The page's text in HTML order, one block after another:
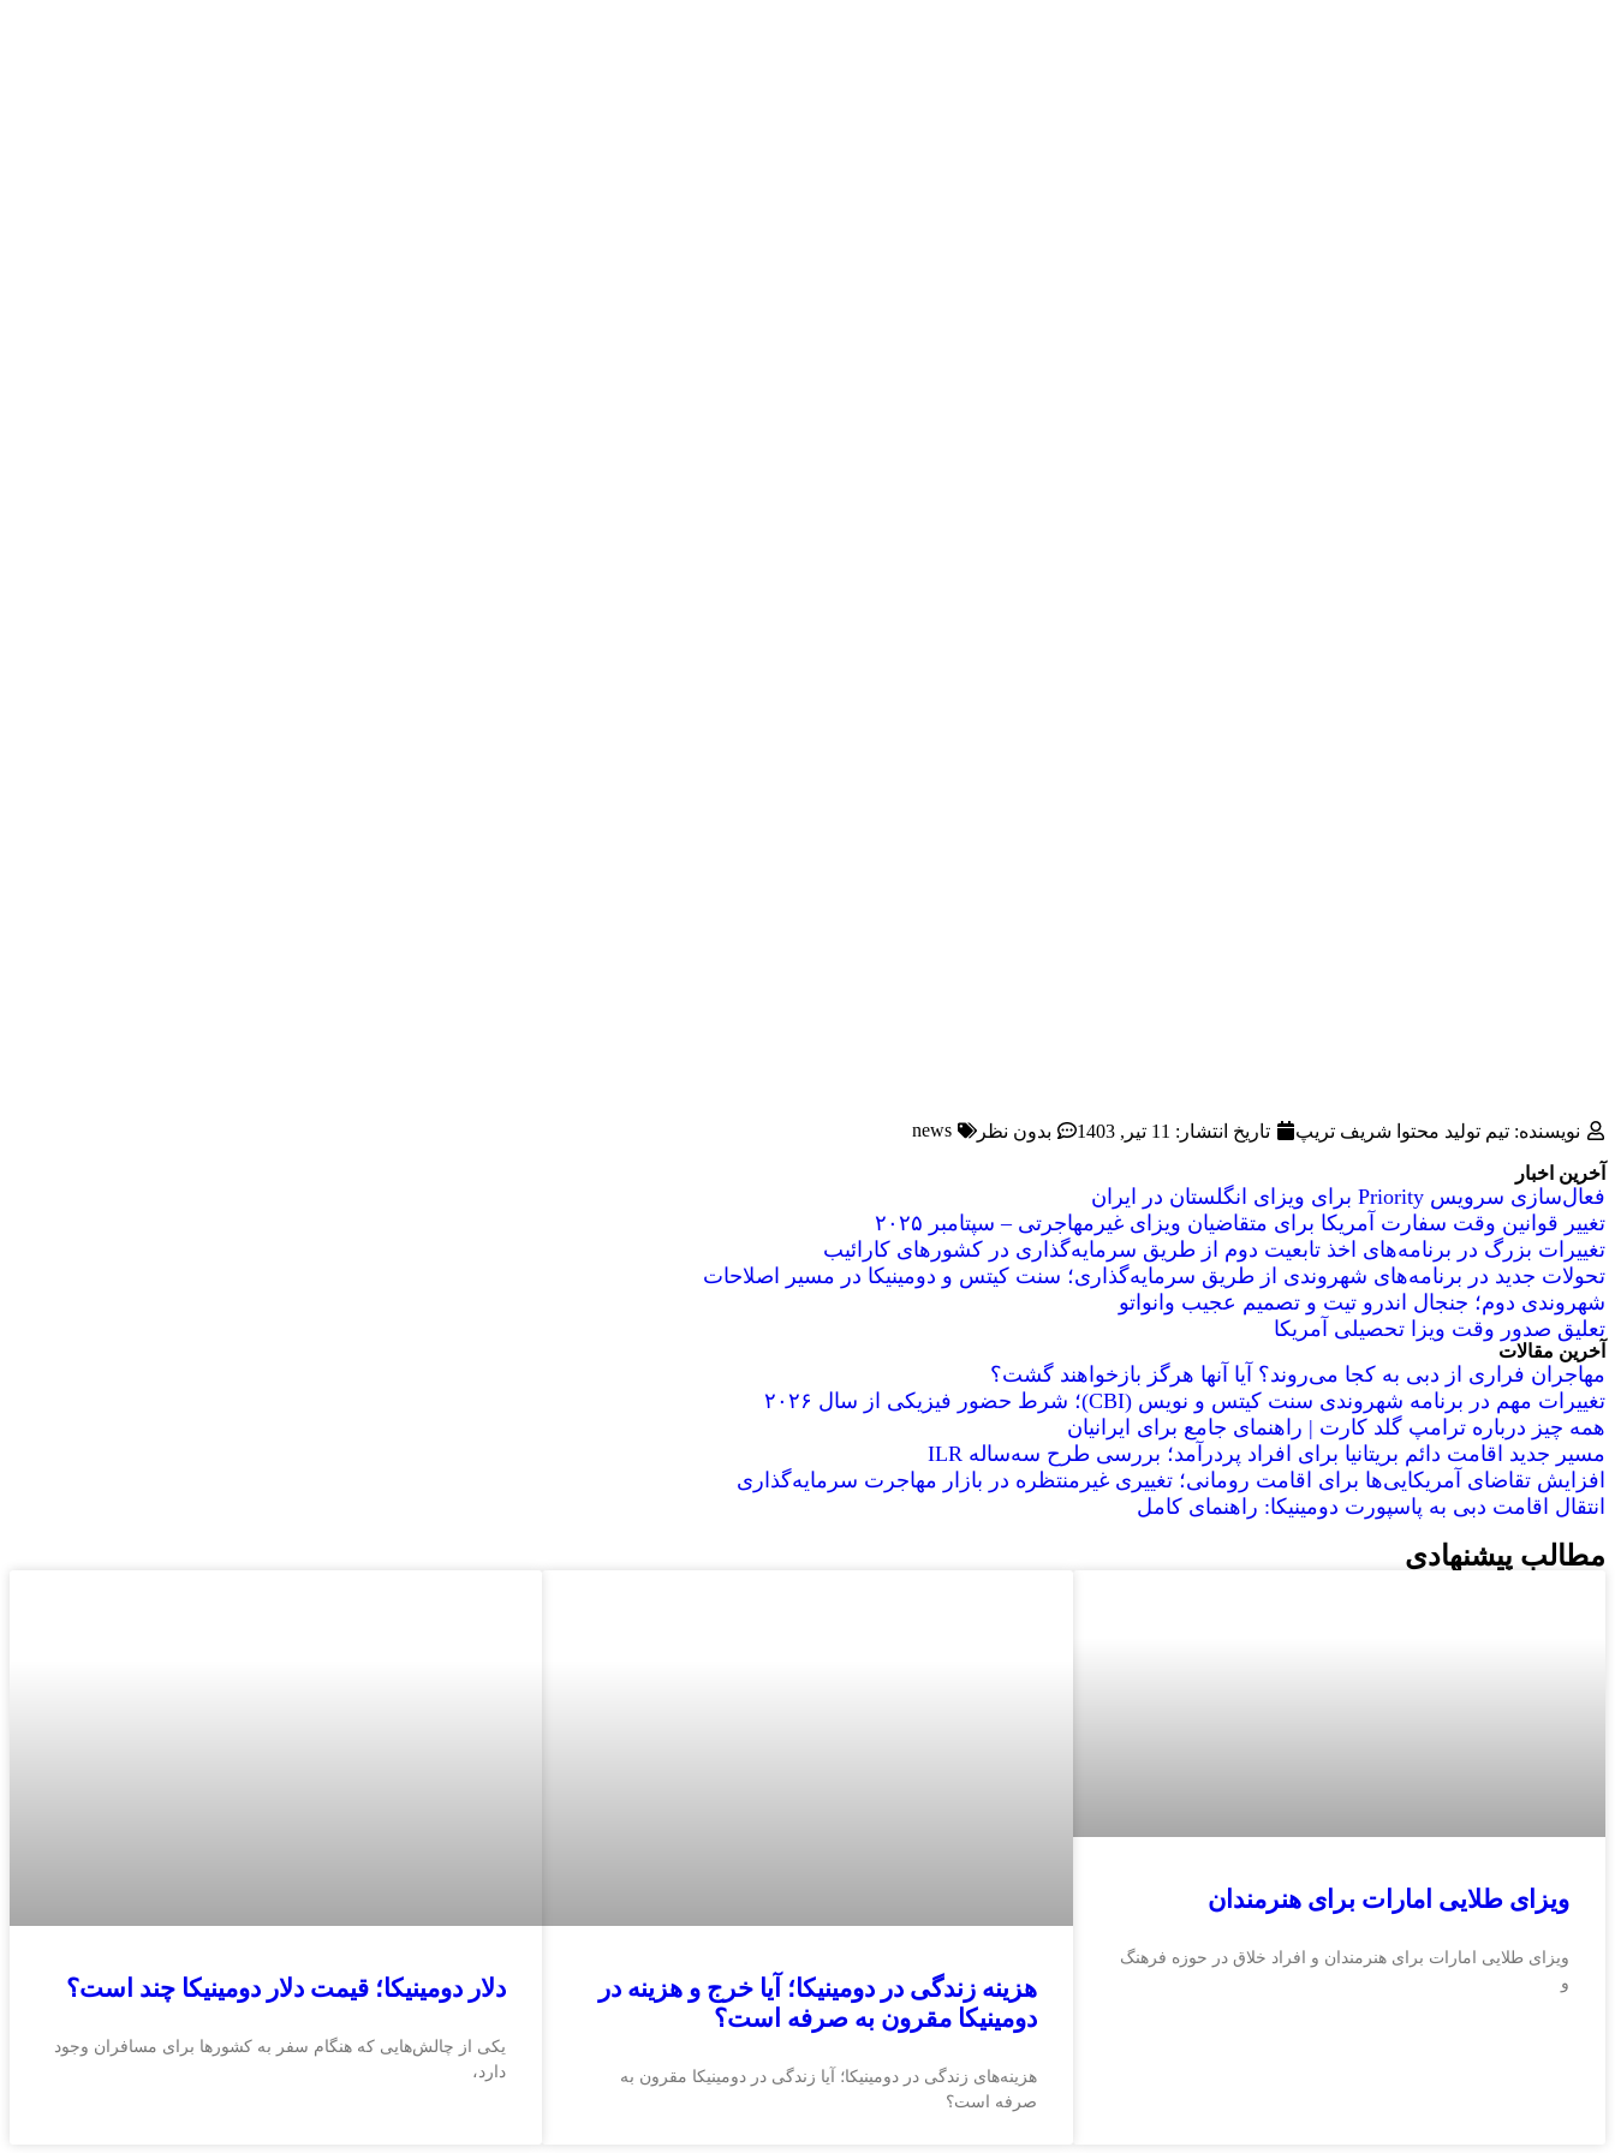
نویسنده: تیم تولید محتوا شریف تریپ تاریخ انتشار: 11 تیر, 1403 بدون نظر news
آخرین اخبار
فعال‌سازی سرویس Priority برای ویزای انگلستان در ایران
تغییر قوانین وقت سفارت آمریکا برای متقاضیان ویزای غیرمهاجرتی – سپتامبر ۲۰۲۵
تغییرات بزرگ در برنامه‌های اخذ تابعیت دوم از طریق سرمایه‌گذاری در کشورهای کارائیب
تحولات جدید در برنامه‌های شهروندی از طریق سرمایه‌گذاری؛ سنت کیتس و دومینیکا در مسیر اصلاحات
شهروندی دوم؛ جنجال اندرو تیت و تصمیم عجیب وانواتو
تعلیق صدور وقت ویزا تحصیلی آمریکا
آخرین مقالات
مهاجران فراری از دبی به کجا می‌روند؟ آیا آنها هرگز بازخواهند گشت؟
تغییرات مهم در برنامه شهروندی سنت کیتس و نویس (CBI)؛ شرط حضور فیزیکی از سال ۲۰۲۶
همه چیز درباره ترامپ گلد کارت | راهنمای جامع برای ایرانیان
مسیر جدید اقامت دائم بریتانیا برای افراد پردرآمد؛ بررسی طرح سه‌ساله ILR
افزایش تقاضای آمریکایی‌ها برای اقامت رومانی؛ تغییری غیرمنتظره در بازار مهاجرت سرمایه‌گذاری
انتقال اقامت دبی به پاسپورت دومینیکا: راهنمای کامل
مطالب پیشنهادی
ویزای طلایی امارات برای هنرمندان
ویزای طلایی امارات برای هنرمندان و افراد خلاق در حوزه فرهنگ
و
هزینه زندگی در دومینیکا؛ آیا خرج و هزینه در
دومینیکا مقرون به صرفه است؟
هزینه‌های زندگی در دومینیکا؛ آیا زندگی در دومینیکا مقرون به
صرفه است؟
دلار دومینیکا؛ قیمت دلار دومینیکا چند است؟
یکی از چالش‌هایی که هنگام سفر به کشورها برای مسافران وجود
دارد،